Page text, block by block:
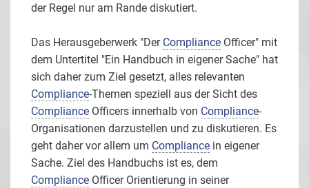
der Regel nur am Rande diskutiert.
Das Herausgeberwerk "Der Compliance Officer" mit
dem Untertitel "Ein Handbuch in eigener Sache" hat
sich daher zum Ziel gesetzt, alles relevanten
Compliance-Themen speziell aus der Sicht des
Compliance Officers innerhalb von Compliance-
Organisationen darzustellen und zu diskutieren. Es
geht daher vor allem um Compliance in eigener
Sache. Ziel des Handbuchs ist es, dem
Compliance Officer Orientierung in seiner